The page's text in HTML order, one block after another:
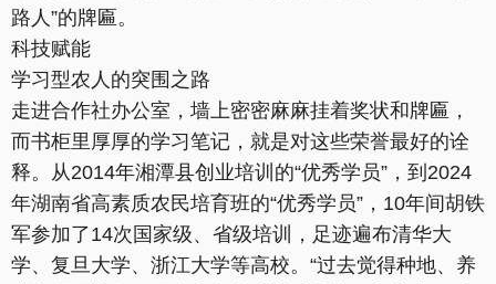
路人”的牌匾。
科技赋能
学习型农人的突围之路
走进合作社办公室，墙上密密麻麻挂着奖状和牌匾，
而书柜里厚厚的学习笔记，就是对这些荣誉最好的诠
释。从2014年湘潭县创业培训的“优秀学员”，到2024
年湖南省高素质农民培育班的“优秀学员”，10年间胡铁
军参加了14次国家级、省级培训，足迹遍布清华大
学、复旦大学、浙江大学等高校。“过去觉得种地、养